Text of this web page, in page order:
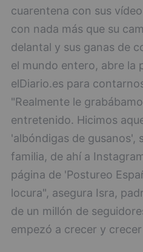
cuarentena con sus
con nada más que su
delantal y sus ganas de
el mundo entero, abre la
elDiario.es para
"Realmente le
entretenido. Hicimos
'albóndigas de gusanos',
familia, de ahí a
página de 'Postureo
locura", asegura Isra,
de un millón de
empezó a crecer y